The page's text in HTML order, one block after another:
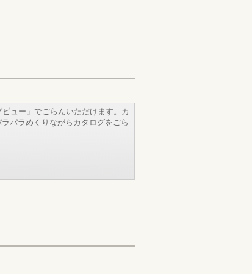
ュー」でごらんいただけます。カ
パラめくりながらカタログをごら